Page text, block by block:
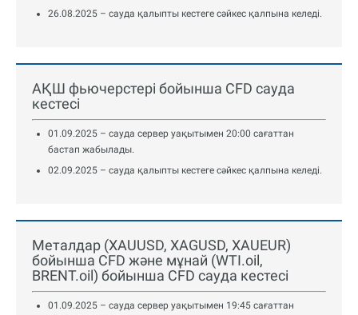
26.08.2025 – сауда қалыпты кестеге сәйкес қалпына келеді.
АҚШ фьючерстері бойынша CFD сауда
кестесі
01.09.2025 – сауда сервер уақытымен 20:00 сағаттан
бастап жабылады.
02.09.2025 – сауда қалыпты кестеге сәйкес қалпына келеді.
Металдар (XAUUSD, XAGUSD, XAUEUR)
бойынша CFD және мұнай (WTI.oil,
BRENT.oil) бойынша CFD сауда кестесі
01.09.2025 – сауда сервер уақытымен 19:45 сағаттан